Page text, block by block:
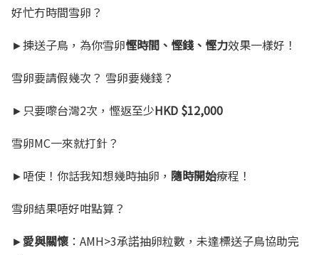
好忙冇時間雪卵？
►揀送子鳥，為你雪卵慳時間、慳錢、慳力效果一樣好！
雪卵要請假幾次？ 雪卵要幾錢？
►只要嚟台灣2次，慳返至少HKD $12,000
雪卵MC一來就打針？
►唔使！你話我知想幾時抽卵， 隨時開始療程！
雪卵結果唔好咁點算？
►愛與關懷 ：AMH>3承諾抽卵粒數，未達標送子鳥協助完